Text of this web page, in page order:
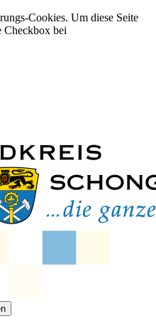
Cookies. Um diese Seite
Checkbox bei